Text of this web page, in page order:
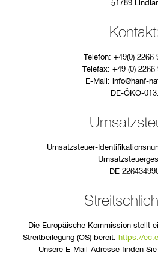
51789 Lindlar
Kontakt:
Telefon: +49(0) 2266
Telefax: +49 (0) 2266
E-Mail: info@hanf-
DE-ÖKO-013.
Umsatzsteuer-
DE
Die Europäische Kommission stellt
Streitbeilegung (OS) bereit: https://
Unsere E-Mail-Adresse finden